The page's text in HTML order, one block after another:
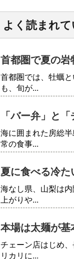
よく読まれ
首都圏で夏の
首都圏では、牡蠣
も、旬が...
「バー弁」と
海に囲まれた房総
常の食事...
夏に食べる冷
海なし県、山梨は
上がりや...
本場は太麺が基
チェーン店はじめ
リカリに...